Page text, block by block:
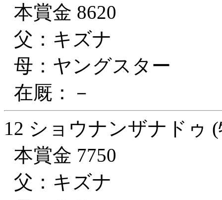
本賞金 8620
父：キズナ
母：ヤングスター
在厩：－
12 ショウナンザナドゥ
本賞金 7750
父：キズナ